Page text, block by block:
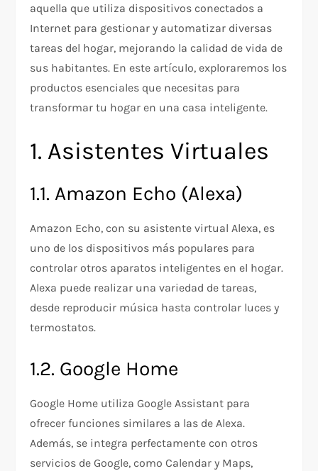
aquella que utiliza dispositivos conectados a
Internet para gestionar y automatizar diversas
tareas del hogar, mejorando la calidad de vida de
sus habitantes. En este artículo, exploraremos los
productos esenciales que necesitas para
transformar tu hogar en una casa inteligente.
1. Asistentes Virtuales
1.1. Amazon Echo (Alexa)
Amazon Echo, con su asistente virtual Alexa, es
uno de los dispositivos más populares para
controlar otros aparatos inteligentes en el hogar.
Alexa puede realizar una variedad de tareas,
desde reproducir música hasta controlar luces y
termostatos.
1.2. Google Home
Google Home utiliza Google Assistant para
ofrecer funciones similares a las de Alexa.
Además, se integra perfectamente con otros
servicios de Google, como Calendar y Maps,